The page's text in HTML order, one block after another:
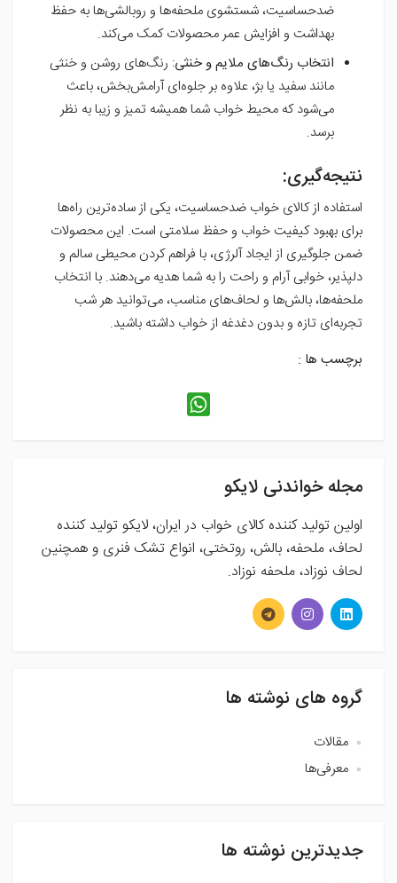
ضدحساسیت، شستشوی ملحفه‌ها و روبالشی‌ها به حفظ
بهداشت و افزایش عمر محصولات کمک می‌کند.
انتخاب رنگ‌های ملایم و خنثی: رنگ‌های روشن و خنثی
مانند سفید یا بژ، علاوه بر جلوه‌ای آرامش‌بخش، باعث
می‌شود که محیط خواب شما همیشه تمیز و زیبا به نظر
برسد.
نتیجه‌گیری:
استفاده از کالای خواب ضدحساسیت، یکی از ساده‌ترین راه‌ها
برای بهبود کیفیت خواب و حفظ سلامتی است. این محصولات
ضمن جلوگیری از ایجاد آلرژی، با فراهم کردن محیطی سالم و
دلپذیر، خوابی آرام و راحت را به شما هدیه می‌دهند. با انتخاب
ملحفه‌ها، بالش‌ها و لحاف‌های مناسب، می‌توانید هر شب
تجربه‌ای تازه و بدون دغدغه از خواب داشته باشید.
برچسب ها :
مجله خواندنی لایکو
اولین تولید کننده کالای خواب در ایران، لایکو تولید کننده
لحاف، ملحفه، بالش، روتختی، انواع تشک فنری و همچنین
لحاف نوزاد، ملحفه نوزاد.
گروه های نوشته ها
مقالات
معرفی‌ها
جدیدترین نوشته ها